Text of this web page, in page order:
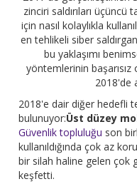
zinciri saldırıları üçüncü
için nasıl kolaylıkla
en tehlikeli siber
bu yaklaşımı
yöntemlerinin
2018'de
2018'e dair diğer hedefli
bulunuyor:Üst düzey
Güvenliktopluluğu son
kullanıldığında çok az
bir silah haline gelen çok
keşfetti.